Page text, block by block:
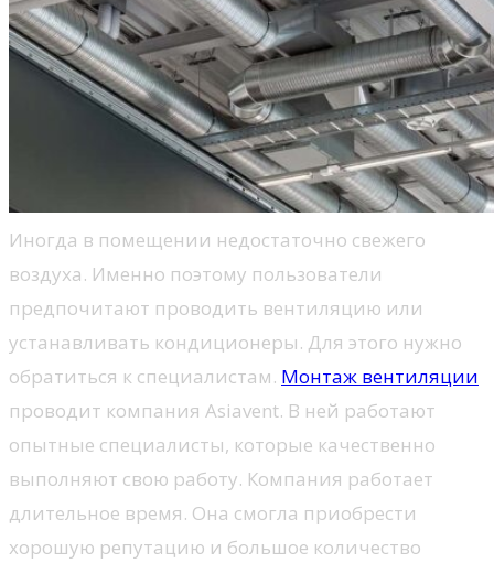
Иногда в помещении недостаточно свежего
воздуха. Именно поэтому пользователи
предпочитают проводить вентиляцию или
устанавливать кондиционеры. Для этого нужно
обратиться к специалистам. Монтаж вентиляции
проводит компания Asiavent. В ней работают
опытные специалисты, которые качественно
выполняют свою работу. Компания работает
длительное время. Она смогла приобрести
хорошую репутацию и большое количество